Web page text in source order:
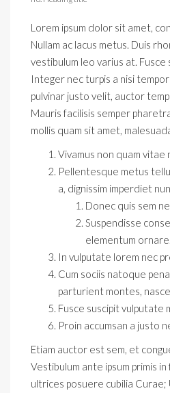
Lorem ipsum dolor sit amet,
Nullam ac lacus metus. Duis
vestibulum leo varius at.
Integer nec turpis a nisi
pulvinar justo velit, auctor
Mauris facilisis semper
mollis quam sit amet,
Vivamus non quam
Pellentesque metus
a, dignissim imperdiet
Donec quis sem
Suspendisse
elementum ornare.
In vulputate lorem nec
Cum sociis natoque
parturient montes,
Fusce suscipit vulputate
Proin accumsan a justo
Etiam auctor est sem, et
Vestibulum ante ipsum primis
ultrices posuere cubilia Curae;